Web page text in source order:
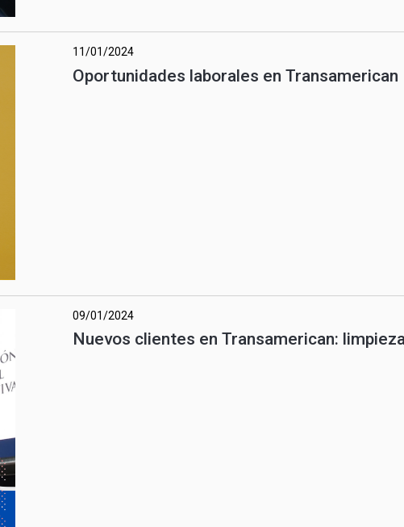
11/01/2024
Oportunidades laborales en Transamerican
09/01/2024
Nuevos clientes en Transamerican: